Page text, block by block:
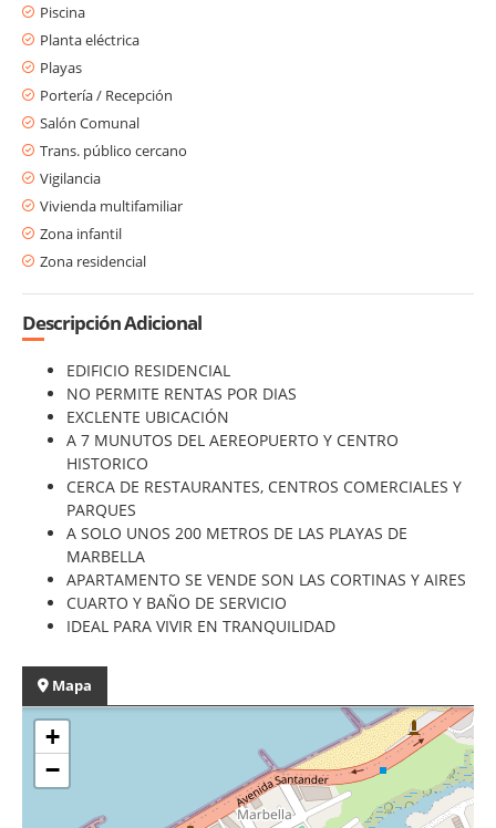
Piscina
Planta eléctrica
Playas
Portería / Recepción
Salón Comunal
Trans. público cercano
Vigilancia
Vivienda multifamiliar
Zona infantil
Zona residencial
Descripción Adicional
EDIFICIO RESIDENCIAL
NO PERMITE RENTAS POR DIAS
EXCLENTE UBICACIÓN
A 7 MUNUTOS DEL AEREOPUERTO Y CENTRO
HISTORICO
CERCA DE RESTAURANTES, CENTROS COMERCIALES Y
PARQUES
A SOLO UNOS 200 METROS DE LAS PLAYAS DE
MARBELLA
APARTAMENTO SE VENDE SON LAS CORTINAS Y AIRES
CUARTO Y BAÑO DE SERVICIO
IDEAL PARA VIVIR EN TRANQUILIDAD
Mapa
+
−